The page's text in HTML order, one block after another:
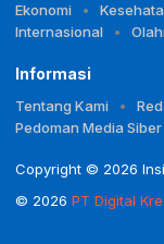
Ekonomi
Internasional
Informasi
Tentang Kami
Pedoman Media Siber
Copyright © 2026
© 2026 PT Digital